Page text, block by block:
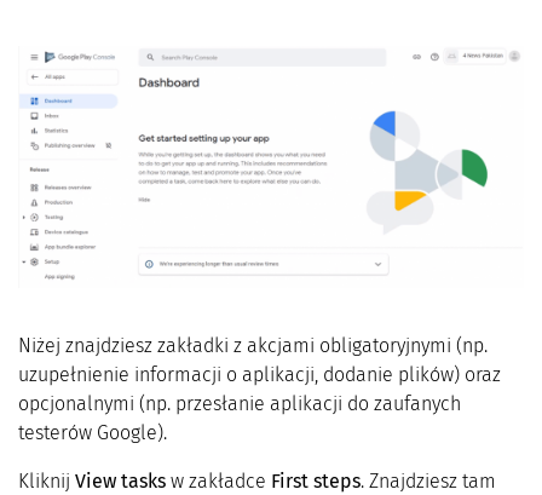
Niżej znajdziesz zakładki z akcjami obligatoryjnymi (np.
uzupełnienie informacji o aplikacji, dodanie plików) oraz
opcjonalnymi (np. przesłanie aplikacji do zaufanych
testerów Google).
Kliknij View tasks w zakładce First steps. Znajdziesz tam